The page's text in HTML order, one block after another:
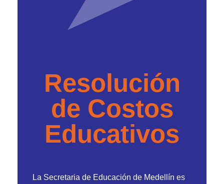
Resolución
de Costos
Educativos
La Secretaria de Educación de Medellín es